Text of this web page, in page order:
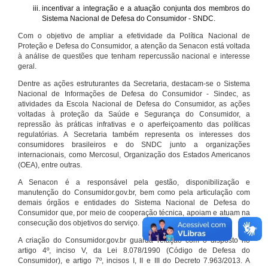
incentivar a integração e a atuação conjunta dos membros do
Sistema Nacional de Defesa do Consumidor - SNDC.
Com o objetivo de ampliar a efetividade da Política Nacional de
Proteção e Defesa do Consumidor, a atenção da Senacon está voltada
à análise de questões que tenham repercussão nacional e interesse
geral.
Dentre as ações estruturantes da Secretaria, destacam-se o Sistema
Nacional de Informações de Defesa do Consumidor - Sindec, as
atividades da Escola Nacional de Defesa do Consumidor, as ações
voltadas à proteção da Saúde e Segurança do Consumidor, a
repressão às práticas infrativas e o aperfeiçoamento das políticas
regulatórias. A Secretaria também representa os interesses dos
consumidores brasileiros e do SNDC junto a organizações
internacionais, como Mercosul, Organização dos Estados Americanos
(OEA), entre outras.
A Senacon é a responsável pela gestão, disponibilização e
manutenção do Consumidor.gov.br, bem como pela articulação com
demais órgãos e entidades do Sistema Nacional de Defesa do
Consumidor que, por meio de cooperação técnica, apoiam e atuam na
consecução dos objetivos do serviço.
A criação do Consumidor.gov.br guarda relação com o disposto no
artigo 4º, inciso V, da Lei 8.078/1990 (Código de Defesa do
Consumidor), e artigo 7º, incisos I, II e III do Decreto 7.963/2013. A